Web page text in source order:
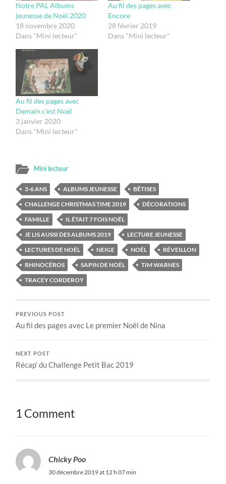
Notre PAL Albums
jeunesse de Noël 2020
18 novembre 2020
Dans "Mini lecteur"
Au fil des pages avec
Encore
28 février 2019
Dans "Mini lecteur"
Au fil des pages avec
Demain c’est Noël
3 janvier 2020
Dans "Mini lecteur"
Mini lecteur
3-6 ANS ALBUMS JEUNESSE
BÊTISES
CHALLENGE CHRISTMAS TIME 2019
DÉCORATIONS
FAMILLE
IL ÉTAIT 7 FOIS NOËL
JE LIS AUSSI DES ALBUMS 2019
LECTURE JEUNESSE
LECTURES DE NOËL
NEIGE NOËL
RÉVEILLON
RHINOCÉROS
SAPIN DE NOËL
TIM WARNES
TRACEY CORDEROY
PREVIOUS POST
Au fil des pages avec Le premier Noël de Nina
NEXT POST
Récap’ du Challenge Petit Bac 2019
1 Comment
Chicky Poo
30 décembre 2019 at 12 h 07 min